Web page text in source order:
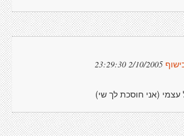
2/10/2005 23:29:30
(אני חוסכת לך שי)